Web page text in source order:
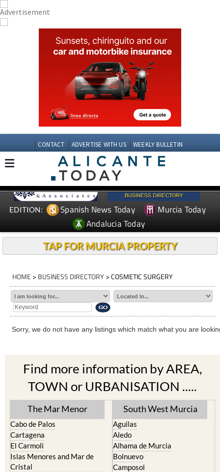
CONTACT ADVERTISE WITH US WEEKLY BULLETIN
EDITION: Spanish News Today
Murcia Today
Andalucia Today
TAP FOR MURCIA PROPERTY
HOME > BUSINESS DIRECTORY> COSMETIC SURGERY
Sorry, we do not have any listings which match what you are
Find more information by AREA,
TOWN or URBANISATION .....
The Mar Menor
Cabo de Palos
Cartagena
El Carmoli
Islas Menores and Mar de
Cristal
South West Murcia
Aguilas
Aledo
Alhama de Murcia
Bolnuevo
Camposol